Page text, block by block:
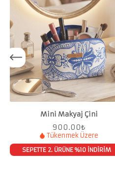
Mini Makyaj Çini
900.00₺
Tükenmek Üzere
SEPETTE 2. ÜRÜNE %10 İNDİRİM